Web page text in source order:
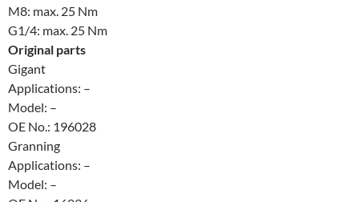
M8: max. 25 Nm
G1/4: max. 25 Nm
Original parts
Gigant
Applications: –
Model: –
OE No.: 196028
Granning
Applications: –
Model: –